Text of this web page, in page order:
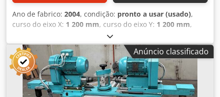
Ano de fabrico: 2004, condição: pronto a usar (usado),
curso do eixo X: 1 200 mm, curso do eixo Y: 1 200 mm,
, fabricante de controladores:
HEIDENHAIN, modelo de controlador:430M, largura total:
5 350 mm
, altura total: 4 020 mm, potência do motor do
fuso:18 500 W, comprimento do produto (máx.):
5 150
mm, velocidade do fuso (máx.):6 000 rpm , peso da
ferramenta:3 500 g, número de eixos:6, Esta máquina de
Anúncio classificado